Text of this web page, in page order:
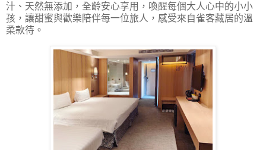
汁、天然無添加，全齡安心享用，喚醒每個大人心中的小小
孩，讓甜蜜與歡樂陪伴每一位旅人，感受來自雀客藏居的溫
柔款待。